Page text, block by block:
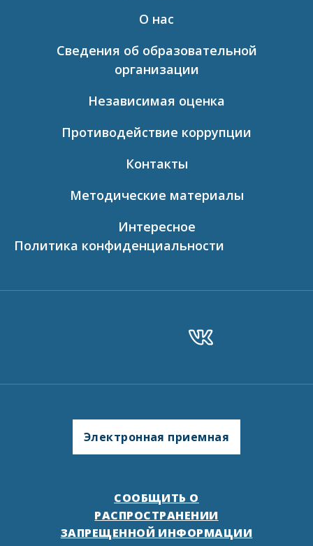
О нас
Сведения об образовательной
организации
Независимая оценка
Противодействие коррупции
Контакты
Методические материалы
Интересное
Политика конфиденциальности
СООБЩИТЬ О
РАСПРОСТРАНЕНИИ
ЗАПРЕЩЕННОЙ ИНФОРМАЦИИ
Электронная приемная